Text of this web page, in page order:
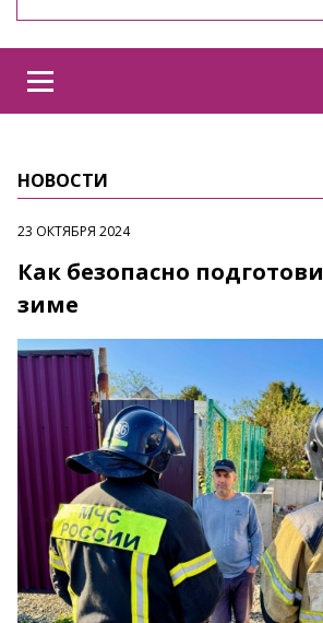
НОВОСТИ
23 ОКТЯБРЯ 2024
Как безопасно
зиме